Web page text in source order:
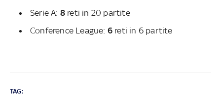
Serie A: 8 reti in 20 partite
Conference League: 6 reti in 6 partite
TAG: